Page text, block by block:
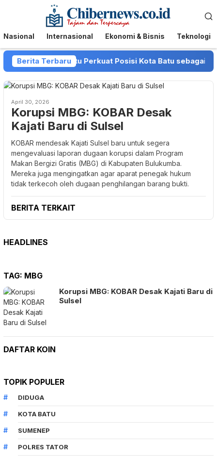
Menu
Mobile
Nasional Internasional Ekonomi & Bisnis Teknologi
Berita Terbaru
Pemkot Batu Perkuat Posisi Kota Batu sebagai
April 30, 2026
Korupsi MBG: KOBAR Desak
Kajati Baru di Sulsel
KOBAR mendesak Kajati Sulsel baru untuk segera
mengevaluasi laporan dugaan korupsi dalam Program
Makan Bergizi Gratis (MBG) di Kabupaten Bulukumba.
Mereka juga mengingatkan agar aparat penegak hukum
tidak terkecoh oleh dugaan penghilangan barang bukti.
BERITA TERKAIT
HEADLINES
TAG: MBG
Korupsi MBG: KOBAR Desak Kajati Baru di
Sulsel
DAFTAR KOIN
TOPIK POPULER
DIDUGA
KOTA BATU
SUMENEP
POLRES TATOR